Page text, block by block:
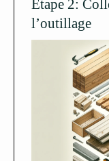
Étape 2:
l’outillage